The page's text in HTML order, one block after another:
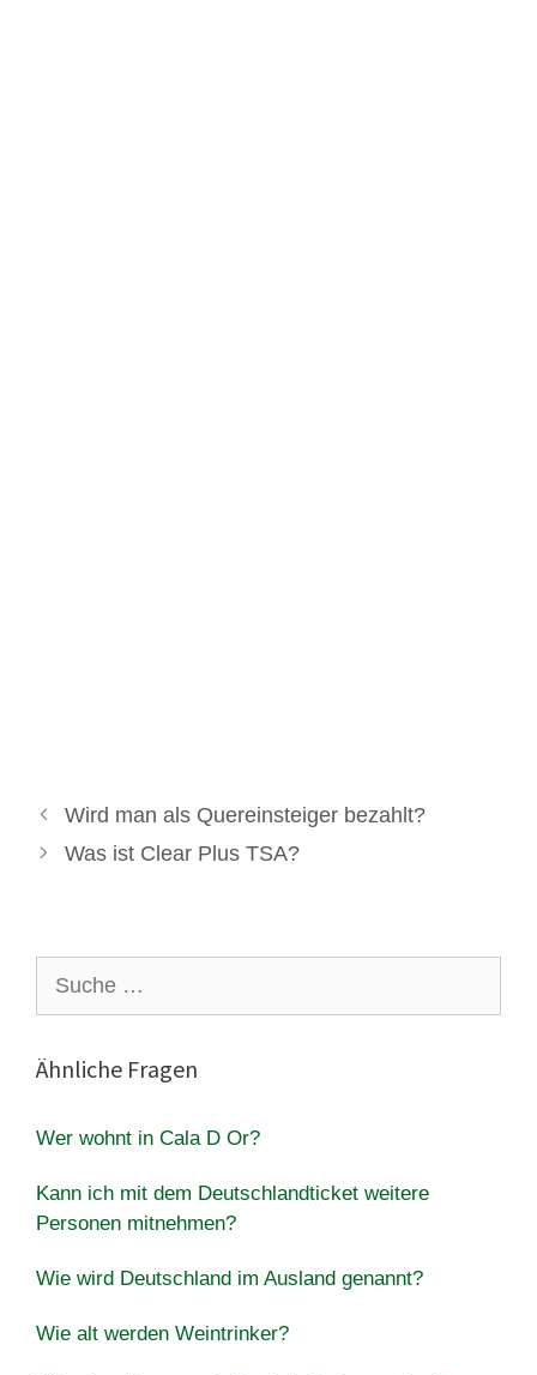
Wird man als Quereinsteiger bezahlt?
Was ist Clear Plus TSA?
nach:
Ähnliche Fragen
Wer wohnt in Cala D Or?
Kann ich mit dem Deutschlandticket weitere
Personen mitnehmen?
Wie wird Deutschland im Ausland genannt?
Wie alt werden Weintrinker?